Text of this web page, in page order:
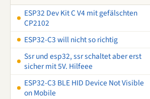
ESP32 Dev Kit C V4 mit gefälschten
CP2102
ESP32-C3 will nicht so richtig
Ssr und esp32, ssr schaltet aber erst
sicher mit 5V. Hilfeee
ESP32-C3 BLE HID Device Not Visible
on Mobile